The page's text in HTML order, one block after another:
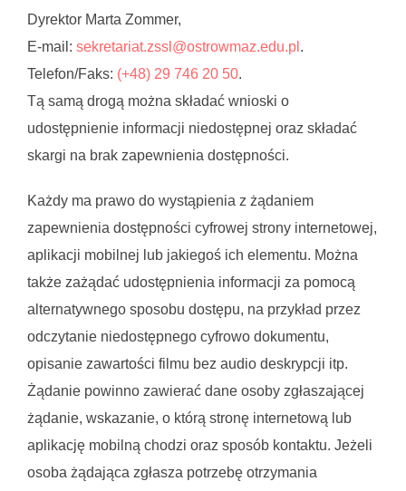
Dyrektor Marta Zommer,
E-mail: sekretariat.zssl@ostrowmaz.edu.pl .
Telefon/Faks: (+48) 29 746 20 50.
Tą samą drogą można składać wnioski o
udostępnienie informacji niedostępnej oraz składać
skargi na brak zapewnienia dostępności.
Każdy ma prawo do wystąpienia z żądaniem
zapewnienia dostępności cyfrowej strony internetowej,
aplikacji mobilnej lub jakiegoś ich elementu. Można
także zażądać udostępnienia informacji za pomocą
alternatywnego sposobu dostępu, na przykład przez
odczytanie niedostępnego cyfrowo dokumentu,
opisanie zawartości filmu bez audio deskrypcji itp.
Żądanie powinno zawierać dane osoby zgłaszającej
żądanie, wskazanie, o którą stronę internetową lub
aplikację mobilną chodzi oraz sposób kontaktu. Jeżeli
osoba żądająca zgłasza potrzebę otrzymania